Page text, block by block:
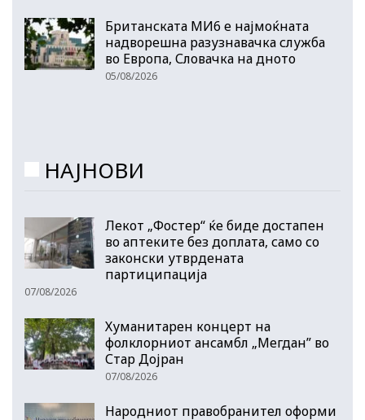
Британската МИ6 е најмоќната
надворешна разузнавачка служба
во Европа, Словачка на дното
05/08/2026
НАЈНОВИ
Лекот „Фостер“ ќе биде достапен
во аптеките без доплата, само со
законски утврдената
партиципација
07/08/2026
Хуманитарен концерт на
фолклорниот ансамбл „Мегдан” во
Стар Дојран
07/08/2026
Народниот правобранител оформи